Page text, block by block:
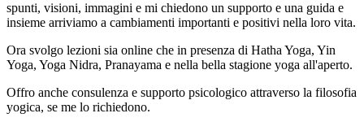
spunti, visioni, immagini e mi chiedono un supporto e una guida e
insieme arriviamo a cambiamenti importanti e positivi nella loro vita.
Ora svolgo lezioni sia online che in presenza di Hatha Yoga, Yin
Yoga, Yoga Nidra, Pranayama e nella bella stagione yoga all'aperto.
Offro anche consulenza e supporto psicologico attraverso la filosofia
yogica, se me lo richiedono.